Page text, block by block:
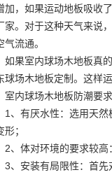
加，如果运动地板吸收
家。对于这种天气来说
气流通。
如果室内球场木地板真
球场木地板定制。这样
室内球场木地板防潮要
1、有厌水性：选用天
形；
2、体对环境的要求较
3、安装有局限性：首